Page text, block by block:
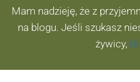
Mam nadzieję, że z
na blogu. Jeśli szukasz
żywicy,